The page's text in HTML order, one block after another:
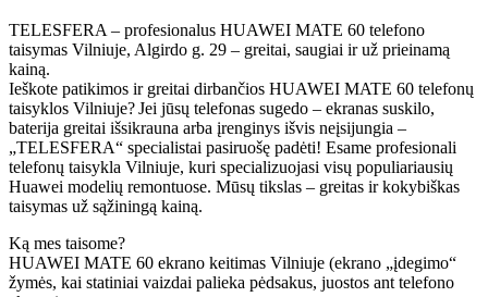
TELESFERA – profesionalus HUAWEI MATE 60 telefono
taisymas Vilniuje, Algirdo g. 29 – greitai, saugiai ir už prieinamą
kainą.
Ieškote patikimos ir greitai dirbančios HUAWEI MATE 60 telefonų
taisyklos Vilniuje? Jei jūsų telefonas sugedo – ekranas suskilo,
baterija greitai išsikrauna arba įrenginys išvis neįsijungia –
„TELESFERA“ specialistai pasiruošę padėti! Esame profesionali
telefonų taisykla Vilniuje, kuri specializuojasi visų populiariausių
Huawei modelių remontuose. Mūsų tikslas – greitas ir kokybiškas
taisymas už sąžiningą kainą.
Ką mes taisome?
HUAWEI MATE 60 ekrano keitimas Vilniuje (ekrano „įdegimo“
žymės, kai statiniai vaizdai palieka pėdsakus, juostos ant telefono